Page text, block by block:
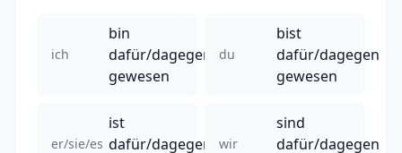
ich
bin
dafür/dagegen
gewesen
du
bist
dafür/dagegen
gewesen
er/sie/es
ist
dafür/dagegen
wir
sind
dafür/dagegen